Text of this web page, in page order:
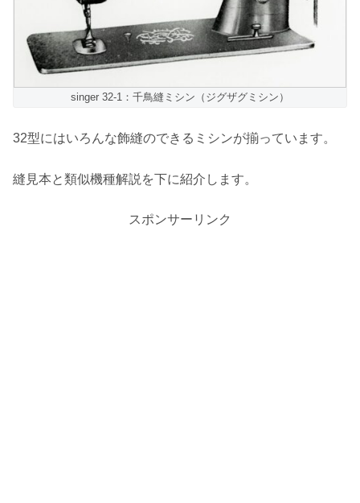
singer 32-1：千鳥縫ミシン（ジグザグミシン）
32型にはいろんな飾縫のできるミシンが揃っています。
縫見本と類似機種解説を下に紹介します。
スポンサーリンク